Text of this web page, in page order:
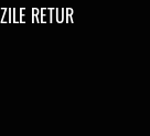
RETUR